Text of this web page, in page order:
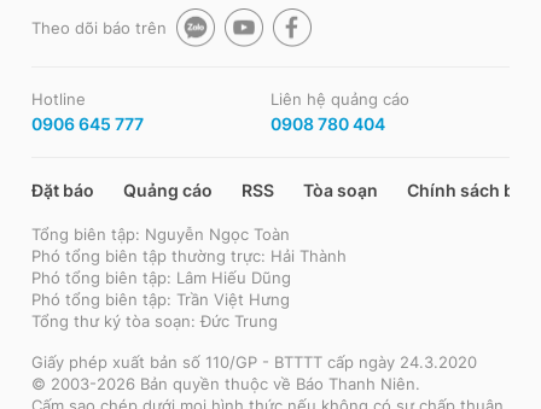
Theo dõi báo trên
Hotline
0906 645 777
Liên hệ quảng cáo
0908 780 404
Đặt báo Quảng cáo RSS Tòa soạn Chính sách bảo
Tổng biên tập: Nguyễn Ngọc Toàn
Phó tổng biên tập thường trực: Hải Thành
Phó tổng biên tập: Lâm Hiếu Dũng
Phó tổng biên tập: Trần Việt Hưng
Tổng thư ký tòa soạn: Đức Trung
Giấy phép xuất bản số 110/GP - BTTTT cấp ngày 24.3.2020
© 2003-2026 Bản quyền thuộc về Báo Thanh Niên.
Cấm sao chép dưới mọi hình thức nếu không có sự chấp thuận